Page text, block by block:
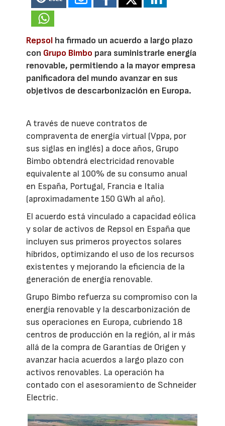
Repsol ha firmado un acuerdo a largo plazo
con Grupo Bimbo para suministrarle energía
renovable, permitiendo a la mayor empresa
panificadora del mundo avanzar en sus
objetivos de descarbonización en Europa.
A través de nueve contratos de
compraventa de energía virtual (Vppa, por
sus siglas en inglés) a doce años, Grupo
Bimbo obtendrá electricidad renovable
equivalente al 100% de su consumo anual
en España, Portugal, Francia e Italia
(aproximadamente 150 GWh al año).
El acuerdo está vinculado a capacidad eólica
y solar de activos de Repsol en España que
incluyen sus primeros proyectos solares
híbridos, optimizando el uso de los recursos
existentes y mejorando la eficiencia de la
generación de energía renovable.
Grupo Bimbo refuerza su compromiso con la
energía renovable y la descarbonización de
sus operaciones en Europa, cubriendo 18
centros de producción en la región, al ir más
allá de la compra de Garantías de Origen y
avanzar hacia acuerdos a largo plazo con
activos renovables. La operación ha
contado con el asesoramiento de Schneider
Electric.